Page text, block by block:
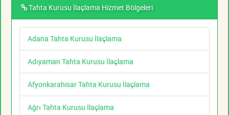
Tahta Kurusu İlaçlama Hizmet Bölgeleri
Adana Tahta Kurusu İlaçlama
Adıyaman Tahta Kurusu İlaçlama
Afyonkarahisar Tahta Kurusu İlaçlama
Ağrı Tahta Kurusu İlaçlama